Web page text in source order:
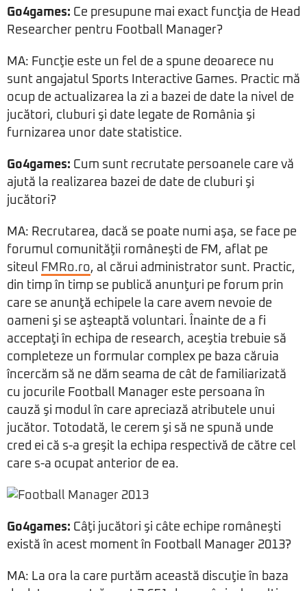
Go4games: Ce presupune mai exact funcţia de Head
Researcher pentru Football Manager?
MA: Funcţie este un fel de a spune deoarece nu
sunt angajatul Sports Interactive Games. Practic mă
ocup de actualizarea la zi a bazei de date la nivel de
jucători, cluburi şi date legate de România şi
furnizarea unor date statistice.
Go4games: Cum sunt recrutate persoanele care vă
ajută la realizarea bazei de date de cluburi şi
jucători?
MA: Recrutarea, dacă se poate numi aşa, se face pe
forumul comunităţii româneşti de FM, aflat pe
siteul FMRo.ro, al cărui administrator sunt. Practic,
din timp în timp se publică anunţuri pe forum prin
care se anunţă echipele la care avem nevoie de
oameni şi se aşteaptă voluntari. Înainte de a fi
acceptaţi în echipa de research, aceştia trebuie să
completeze un formular complex pe baza căruia
încercăm să ne dăm seama de cât de familiarizată
cu jocurile Football Manager este persoana în
cauză şi modul în care apreciază atributele unui
jucător. Totodată, le cerem şi să ne spună unde
cred ei că s-a greşit la echipa respectivă de către cel
care s-a ocupat anterior de ea.
Go4games: Câţi jucători şi câte echipe româneşti
există în acest moment în Football Manager 2013?
MA: La ora la care purtăm această discuţie în baza